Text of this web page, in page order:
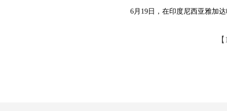
6月19日，在印度尼西亚雅加